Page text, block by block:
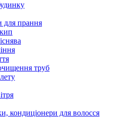
для прання
труб
кондиціонери для волосся